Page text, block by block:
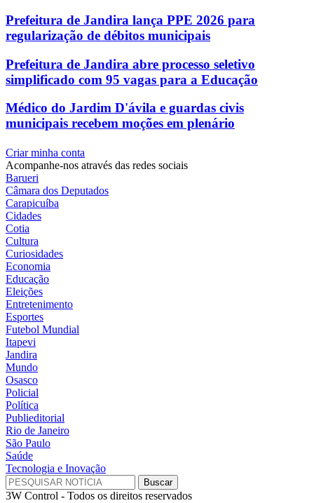
Prefeitura de Jandira lança PPE 2026 para
regularização de débitos municipais
Prefeitura de Jandira abre processo seletivo
simplificado com 95 vagas para a Educação
Médico do Jardim D'ávila e guardas civis
municipais recebem moções em plenário
Criar minha conta
Acompanhe-nos através das redes sociais
Barueri
Câmara dos Deputados
Carapicuíba
Cidades
Cotia
Cultura
Curiosidades
Economia
Educação
Eleições
Entretenimento
Esportes
Futebol Mundial
Itapevi
Jandira
Mundo
Osasco
Policial
Política
Publieditorial
Rio de Janeiro
São Paulo
Saúde
Tecnologia e Inovação
3W Control - Todos os direitos reservados